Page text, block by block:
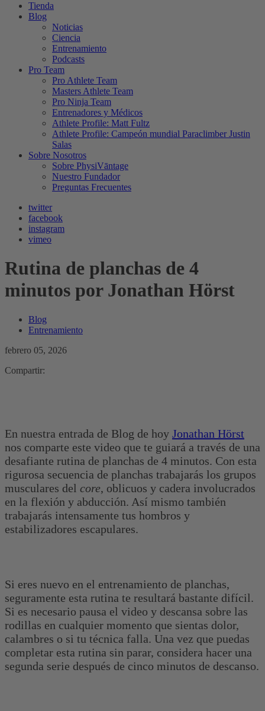
Tienda
Blog
Noticias
Ciencia
Entrenamiento
Podcasts
Pro Team
Pro Athlete Team
Masters Athlete Team
Pro Ninja Team
Entrenadores y Médicos
Athlete Profile: Matt Fultz
Athlete Profile: Campeón mundial Paraclimber Justin
Salas
Sobre Nosotros
Sobre PhysiVāntage
Nuestro Fundador
Preguntas Frecuentes
twitter
facebook
instagram
vimeo
Rutina de planchas de 4
minutos por Jonathan Hörst
Blog
Entrenamiento
febrero 05, 2026
Compartir:
En nuestra entrada de Blog de hoy Jonathan Hörst
nos comparte este video que te guiará a través de una
desafiante rutina de planchas de 4 minutos. Con esta
rigurosa secuencia de planchas trabajarás los grupos
musculares del core, oblicuos y cadera involucrados
en la flexión y abducción. Así mismo también
trabajarás intensamente tus hombros y
estabilizadores escapulares.
Si eres nuevo en el entrenamiento de planchas,
seguramente esta rutina te resultará bastante difícil.
Si es necesario pausa el video y descansa sobre las
rodillas en cualquier momento que sientas dolor,
calambres o si tu técnica falla. Una vez que puedas
completar esta rutina sin parar, considera hacer una
segunda serie después de cinco minutos de descanso.